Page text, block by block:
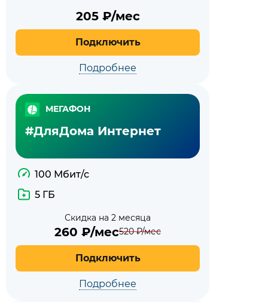
205₽/мес
Подключить
Подробнее
МЕГАФОН
#ДляДома Интернет
100 Мбит/с
5 ГБ
Скидка на 2 месяца
260 ₽/мес520₽/мес
Подключить
Подробнее